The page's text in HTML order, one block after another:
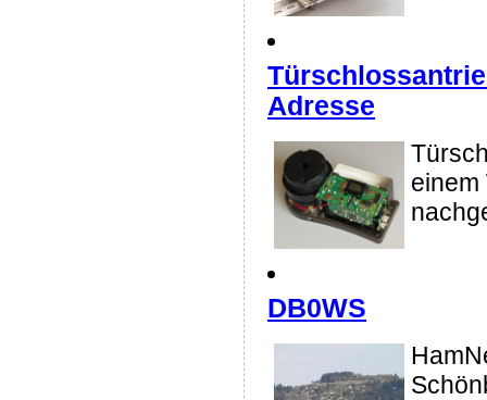
Adresse
einem
DB0WS